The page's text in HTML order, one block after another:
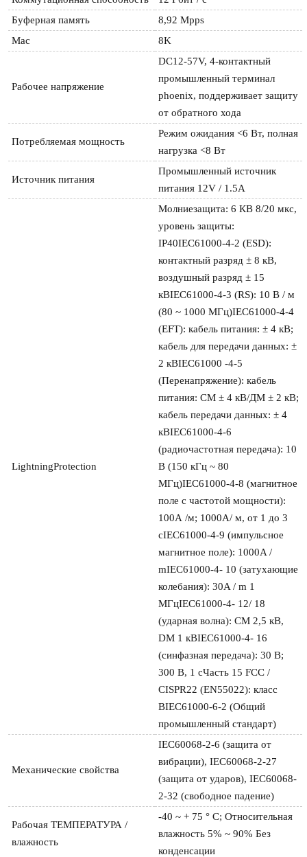
Буферная память
8,92 Mpps
Mac
8K
Рабочее напряжение
DC12-57V, 4-контактный
промышленный терминал
phoenix, поддерживает защиту
от обратного хода
Потребляемая мощность
Режим ожидания <6 Вт, полная
нагрузка <8 Вт
Источник питания
Промышленный источник
питания 12V / 1.5A
LightningProtection
Молниезащита: 6 КВ 8/20 мкс,
уровень защиты:
IP40IEC61000-4-2 (ESD):
контактный разряд ± 8 кВ,
воздушный разряд ± 15
кВIEC61000-4-3 (RS): 10 В / м
(80 ~ 1000 МГц)IEC61000-4-4
(EFT): кабель питания: ± 4 кВ;
кабель для передачи данных: ±
2 кВIEC61000 -4-5
(Перенапряжение): кабель
питания: СМ ± 4 кВ/ДМ ± 2 кВ;
кабель передачи данных: ± 4
кВIEC61000-4-6
(радиочастотная передача): 10
В (150 кГц ~ 80
МГц)IEC61000-4-8 (магнитное
поле с частотой мощности):
100А /м; 1000А/ м, от 1 до 3
сIEC61000-4-9 (импульсное
магнитное поле): 1000A /
mIEC61000-4- 10 (затухающие
колебания): 30A / m 1
МГцIEC61000-4- 12/ 18
(ударная волна): CM 2,5 кВ,
DM 1 кВIEC61000-4- 16
(синфазная передача): 30 В;
300 В, 1 сЧасть 15 FCC /
CISPR22 (EN55022): класс
BIEC61000-6-2 (Общий
промышленный стандарт)
Механические свойства
IEC60068-2-6 (защита от
вибрации), IEC60068-2-27
(защита от ударов), IEC60068-
2-32 (свободное падение)
Рабочая ТЕМПЕРАТУРА /
влажность
-40 ~ + 75 ° C; Относительная
влажность 5% ~ 90% Без
конденсации